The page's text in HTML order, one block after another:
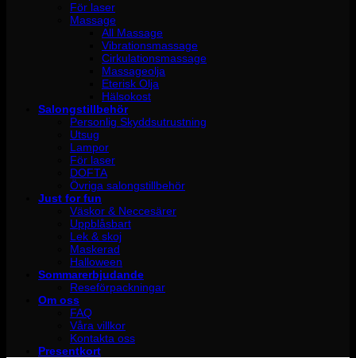
För laser
Massage
All Massage
Vibrationsmassage
Cirkulationsmassage
Massageolja
Eterisk Olja
Hälsokost
Salongstillbehör
Personlig Skyddsutrustning
Utsug
Lampor
För laser
DOFTA
Övriga salongstillbehör
Just for fun
Väskor & Neccesärer
Uppblåsbart
Lek & skoj
Maskerad
Halloween
Sommarerbjudande
Reseförpackningar
Om oss
FAQ
Våra villkor
Kontakta oss
Presentkort